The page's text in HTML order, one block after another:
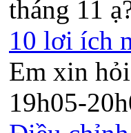
tháng 11
10 lơi ích
Em xin
19h05-